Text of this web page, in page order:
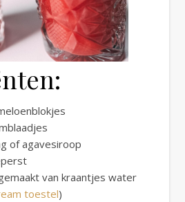
of agavesiroop
van kraantjes water
toestel)